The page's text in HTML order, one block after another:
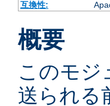
互換性:
概要
このモジ
送られる